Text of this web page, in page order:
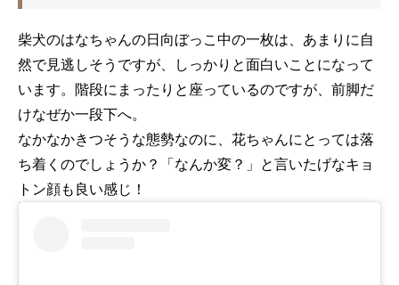
柴犬のはなちゃんの日向ぼっこ中の一枚は、あまりに自
然で見逃しそうですが、しっかりと面白いことになって
います。階段にまったりと座っているのですが、前脚だ
けなぜか一段下へ。
なかなかきつそうな態勢なのに、花ちゃんにとっては落
ち着くのでしょうか？「なんか変？」と言いたげなキョ
トン顔も良い感じ！